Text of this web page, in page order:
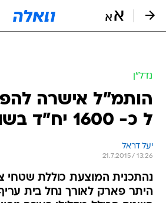
נדל״ן
הותמ"ל אישרה
ל כ- 1600 יח"ד בשוהם
יעל דראל
21.7.2015 / 13:26
נהתכנית המוצעת כוללת שטחי
היתר פארק לאורך נחל בית